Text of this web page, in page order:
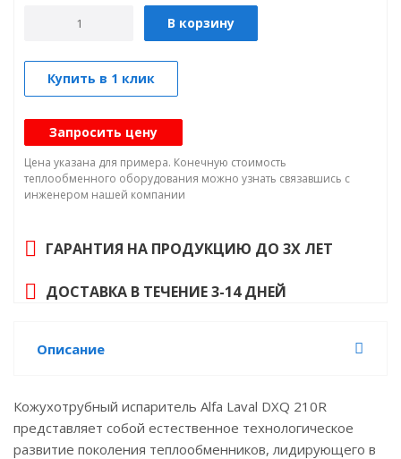
В корзину
Купить в 1 клик
Запросить цену
Цена указана для примера. Конечную стоимость
теплообменного оборудования можно узнать связавшись с
инженером нашей компании
ГАРАНТИЯ НА ПРОДУКЦИЮ ДО 3Х ЛЕТ
ДОСТАВКА В ТЕЧЕНИЕ 3-14 ДНЕЙ
Описание
Кожухотрубный испаритель Alfa Laval DXQ 210R
представляет собой естественное технологическое
развитие поколения теплообменников, лидирующего в